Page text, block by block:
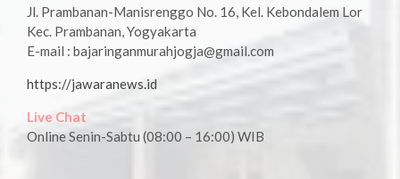
Jl. Prambanan-Manisrenggo No. 16, Kel. Kebondalem Lor
Kec. Prambanan, Yogyakarta
E-mail : bajaringanmurahjogja@gmail.com
https://jawaranews.id
Live Chat
Online Senin-Sabtu (08:00 – 16:00) WIB